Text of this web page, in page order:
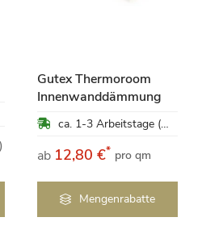
Gutex Thermoroom
Innenwanddämmung
ca. 1-3 Arbeitstage (Mo-Fr)
ab 12,80 €* pro qm
Mengenrabatte